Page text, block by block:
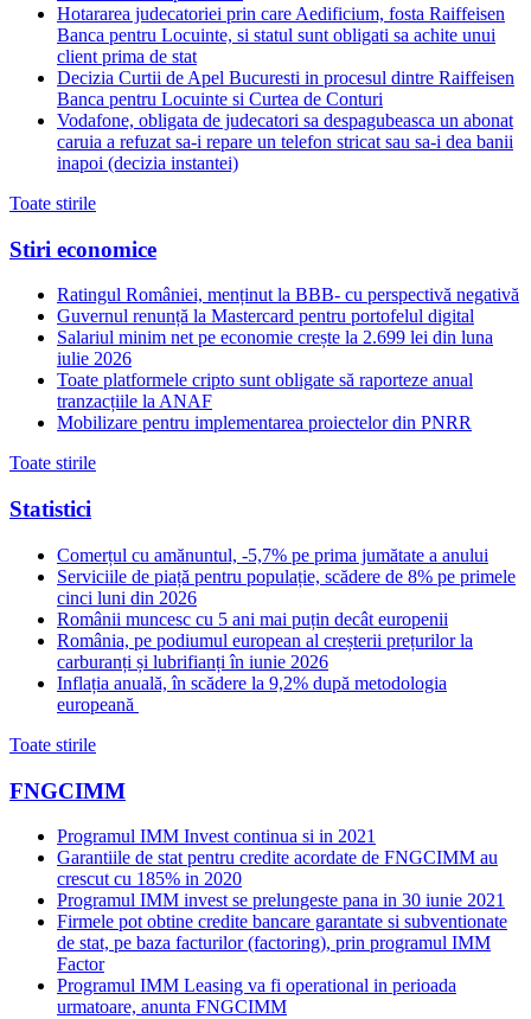
Hotararea judecatoriei prin care Aedificium, fosta Raiffeisen
Banca pentru Locuinte, si statul sunt obligati sa achite unui
client prima de stat
Decizia Curtii de Apel Bucuresti in procesul dintre Raiffeisen
Banca pentru Locuinte si Curtea de Conturi
Vodafone, obligata de judecatori sa despagubeasca un abonat
caruia a refuzat sa-i repare un telefon stricat sau sa-i dea banii
inapoi (decizia instantei)
Toate stirile
Stiri economice
Ratingul României, menținut la BBB- cu perspectivă negativă
Guvernul renunță la Mastercard pentru portofelul digital
Salariul minim net pe economie crește la 2.699 lei din luna
iulie 2026
Toate platformele cripto sunt obligate să raporteze anual
tranzacțiile la ANAF
Mobilizare pentru implementarea proiectelor din PNRR
Toate stirile
Statistici
Comerțul cu amănuntul, -5,7% pe prima jumătate a anului
Serviciile de piață pentru populație, scădere de 8% pe primele
cinci luni din 2026
Românii muncesc cu 5 ani mai puțin decât europenii
România, pe podiumul european al creșterii prețurilor la
carburanți și lubrifianți în iunie 2026
Inflația anuală, în scădere la 9,2% după metodologia
europeană
Toate stirile
FNGCIMM
Programul IMM Invest continua si in 2021
Garantiile de stat pentru credite acordate de FNGCIMM au
crescut cu 185% in 2020
Programul IMM invest se prelungeste pana in 30 iunie 2021
Firmele pot obtine credite bancare garantate si subventionate
de stat, pe baza facturilor (factoring), prin programul IMM
Factor
Programul IMM Leasing va fi operational in perioada
urmatoare, anunta FNGCIMM